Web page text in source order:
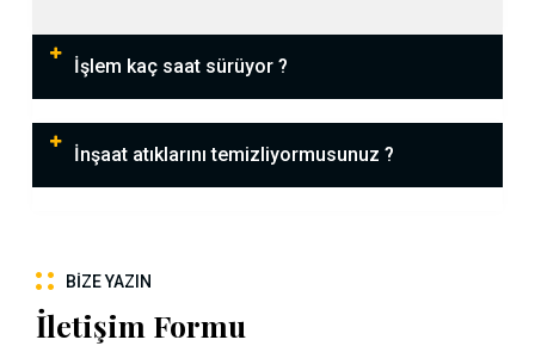
İşlem kaç saat sürüyor ?
İnşaat atıklarını temizliyormusunuz ?
BIZE YAZIN
İletişim Formu